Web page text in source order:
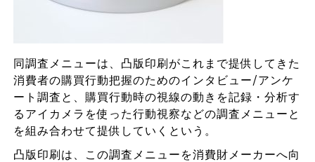
同調査メニューは、凸版印刷がこれまで提供してきた
消費者の購買行動把握のためのインタビュー/アンケ
ート調査と、購買行動時の視線の動きを記録・分析す
るアイカメラを使った行動視察などの調査メニューと
を組み合わせて提供していくという。
凸版印刷は、この調査メニューを消費財メーカーへ向